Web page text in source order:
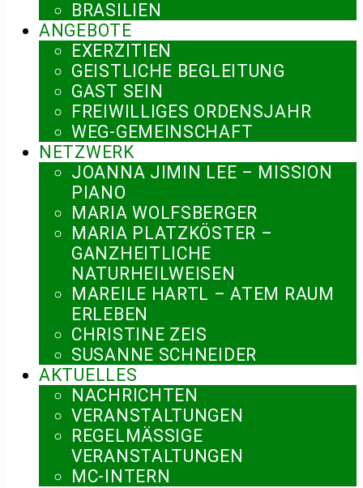
BRASILIEN
ANGEBOTE
EXERZITIEN
GEISTLICHE BEGLEITUNG
GAST SEIN
FREIWILLIGES ORDENSJAHR
WEG-GEMEINSCHAFT
NETZWERK
JOANNA JIMIN LEE – MISSION
PIANO
MARIA WOLFSBERGER
MARIA PLATZKÖSTER –
GANZHEITLICHE
NATURHEILWEISEN
MAREILE HARTL – ATEM RAUM
ERLEBEN
CHRISTINE ZEIS
SUSANNE SCHNEIDER
AKTUELLES
NACHRICHTEN
VERANSTALTUNGEN
REGELMÄSSIGE V
ERANSTALTUNGEN
MC-INTERN